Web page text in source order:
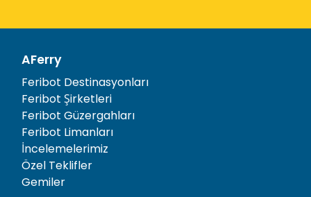
AFerry
Feribot Destinasyonları
Feribot Şirketleri
Feribot Güzergahları
Feribot Limanları
İncelemelerimiz
Özel Teklifler
Gemiler